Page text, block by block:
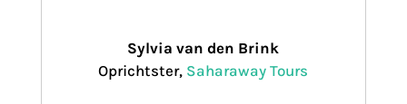
Sylvia van den Brink
Oprichtster, Saharaway Tours